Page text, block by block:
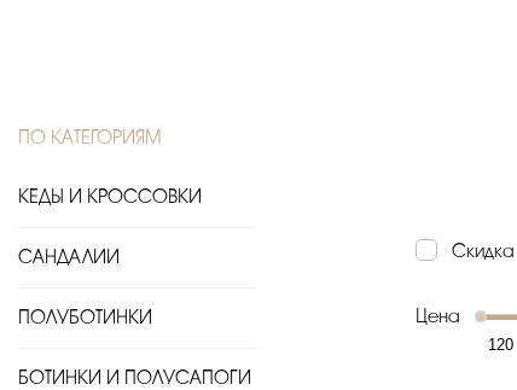
ПО КАТЕГОРИЯМ
КЕДЫ И КРОССОВКИ
САНДАЛИИ
ПОЛУБОТИНКИ
БОТИНКИ И ПОЛУСАПОГИ
Скидка
Цена